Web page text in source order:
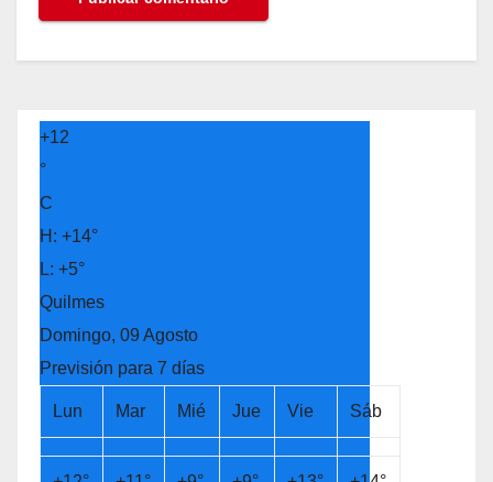
+12
°
C
H: +14°
L: +5°
Quilmes
Domingo, 09 Agosto
Previsión para 7 días
Lun Mar Mié Jue Vie Sáb